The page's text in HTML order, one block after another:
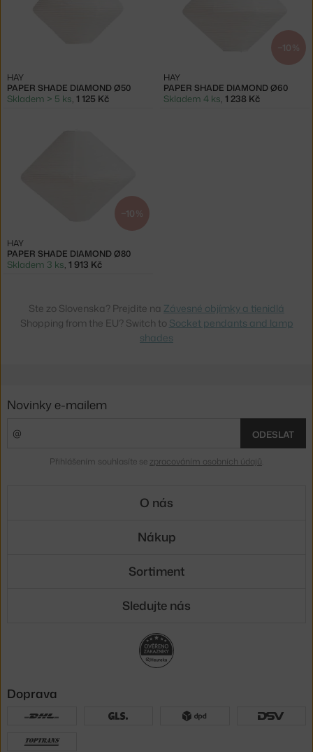
PAPER SHADE DIAMOND Ø50
HAY
Skladem > 5 ks, 1 125 Kč
−10 %
PAPER SHADE DIAMOND Ø60
HAY
Skladem 4 ks, 1 238 Kč
−10 %
PAPER SHADE DIAMOND Ø80
HAY
Skladem 3 ks, 1 913 Kč
Ste zo Slovenska? Prejdite na Závesné objímky a tienidlá
Shopping from the EU? Switch to Socket pendants and lamp
shades
Novinky e-mailem
ODESLAT
Přihlášením souhlasíte se zpracováním osobních údajů
O nás
Nákup
Sortiment
Sledujte nás
Doprava